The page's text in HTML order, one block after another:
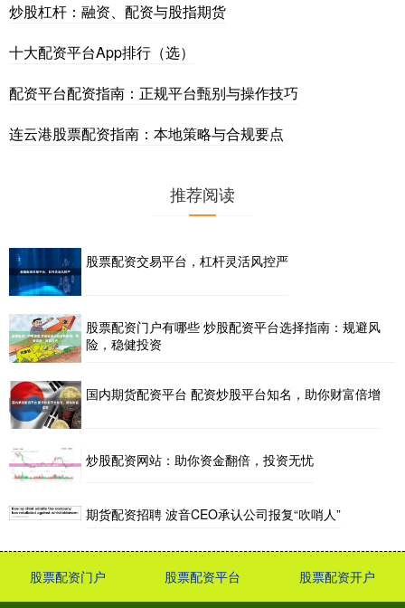
炒股杠杆：融资、配资与股指期货
十大配资平台App排行（选）
配资平台配资指南：正规平台甄别与操作技巧
连云港股票配资指南：本地策略与合规要点
推荐阅读
股票配资交易平台，杠杆灵活风控严
股票配资门户有哪些 炒股配资平台选择指南：规避风
险，稳健投资
国内期货配资平台 配资炒股平台知名，助你财富倍增
炒股配资网站：助你资金翻倍，投资无忧
期货配资招聘 波音CEO承认公司报复“吹哨人”
股票配资门户 股票配资平台 股票配资开户